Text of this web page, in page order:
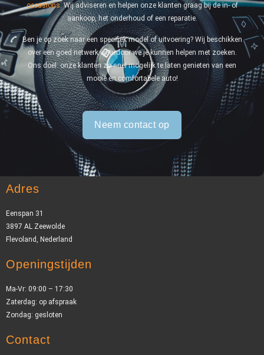
occasions. Wij adviseren en helpen onze klanten graag bij de in- of
aankoop, het onderhoud of een reparatie.
Ben je op zoek naar een specifiek model of uitvoering? Wij beschikken
over een goed netwerk waardoor we je kunnen helpen met zoeken.
Ons doel: onze klanten zo snel mogelijk te laten genieten van een
mooie en comfortabele auto!
Neem contact op
Adres
Eenspan 31
3897 AL Zeewolde
Flevoland, Nederland
Openingstijden
Ma-Vr: 09:00 – 17:30
Zaterdag: op afspraak
Zondag: gesloten
Contact